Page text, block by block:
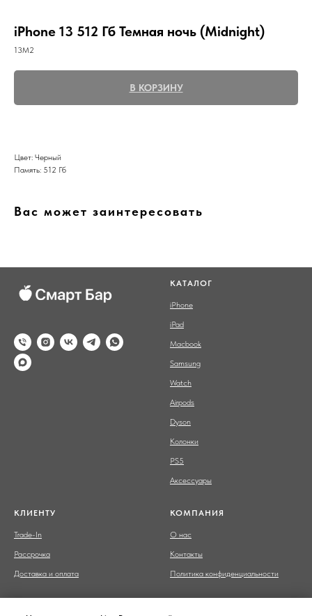
iPhone 13 512 Гб Темная ночь (Midnight)
13M2
В КОРЗИНУ
Цвет: Черный
Память: 512 Гб
Вас может заинтересовать
КАТАЛОГ
iPhone
iPad
Macbook
Samsung
Watch
Airpods
Dyson
Колонки
PS5
Аксессуары
КЛИЕНТУ
Trade-In
Рассрочка
Доставка и оплата
КОМПАНИЯ
О нас
Контакты
Политика конфиденциальности